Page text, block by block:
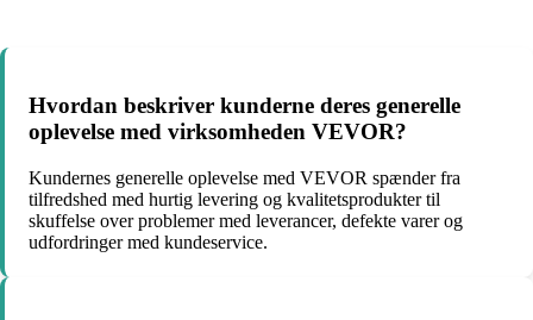
Hvordan beskriver kunderne deres generelle
oplevelse med virksomheden VEVOR?
Kundernes generelle oplevelse med VEVOR spænder fra
tilfredshed med hurtig levering og kvalitetsprodukter til
skuffelse over problemer med leverancer, defekte varer og
udfordringer med kundeservice.